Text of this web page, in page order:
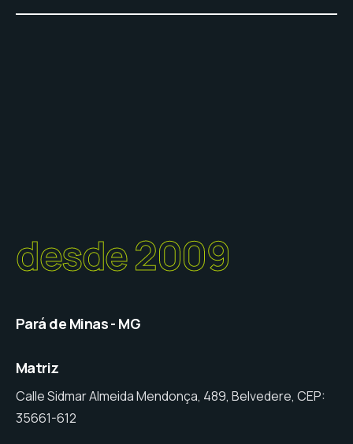
desde 2009
Pará de Minas - MG
Matriz
Calle Sidmar Almeida Mendonça, 489, Belvedere, CEP:
35661-612